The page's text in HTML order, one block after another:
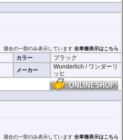
適合の一部のみ表示しています全車種表示はこちら
カラー ブラック
メーカー
Wunderlich / ワンダーリ
ッヒ
適合の一部のみ表示しています全車種表示はこちら